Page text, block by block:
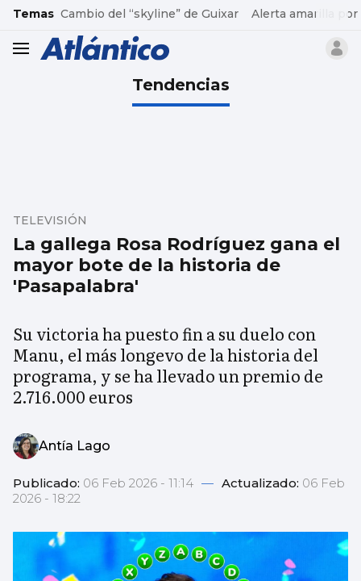
common.go-to-content
Temas Cambio del “skyline” de Guixar Alerta amarilla por
header.menu.open
Tendencias
La gallega Rosa Rodríguez gana el
mayor bote de la historia de
'Pasapalabra'
TELEVISIÓN
Su victoria ha puesto fin a su duelo con
Manu, el más longevo de la historia del
programa, y se ha llevado un premio de
2.716.000 euros
Antía Lago
Publicado: 06 Feb 2026 - 11:14 — Actualizado: 06 Feb
2026 - 18:22